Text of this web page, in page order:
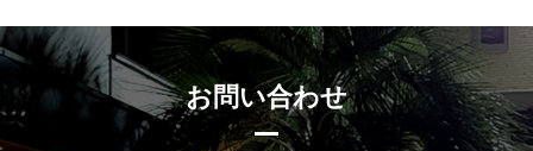
お問い合わせ